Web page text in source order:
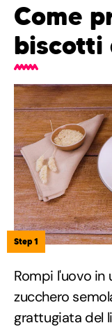
Come
biscotti
Step 1
Rompi l'uovo in
zucchero
grattugiata del